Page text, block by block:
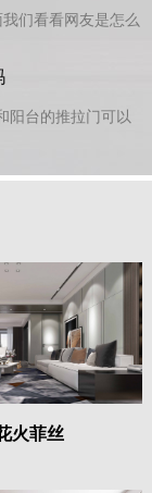
们看看网友是怎么
阳台的推拉门可以
火菲丝